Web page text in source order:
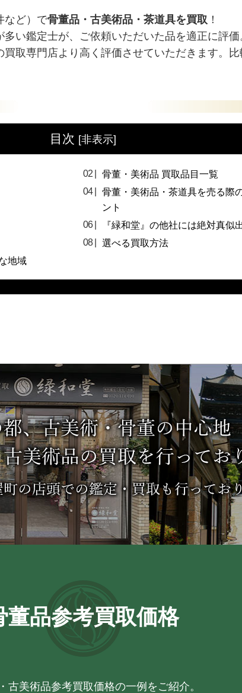
など）で骨董品・古美術品・茶道具を買取 ！
い鑑定士が、ご依頼いただいた品を適正に評価
取専門店より高く評価させていただきます。
目次 [非表示]
骨董・美術品 買取品目一覧
骨董・美術品・茶道具を売る際
ント
『緑和堂』の他社には絶対真似
選べる買取方法
地域
董品参考買取価格
古美術品参考買取価格の一例をご紹介。